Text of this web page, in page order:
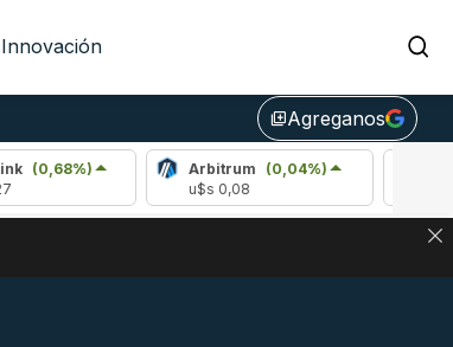
Innovación
library_addAgreganos
Arbitrum
(0,04%)
EN BITCOIN, DÓLAR CRIPTO Y EXCHANGES